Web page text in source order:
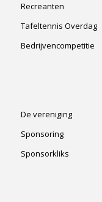
Recreanten
Tafeltennis Overdag
Bedrijvencompetitie
De vereniging
Sponsoring
Sponsorkliks